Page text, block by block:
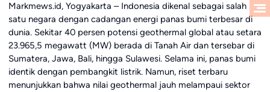
Markmews.id, Yogyakarta – Indonesia dikenal sebagai salah
satu negara dengan cadangan energi panas bumi terbesar di
dunia. Sekitar 40 persen potensi geothermal global atau setara
23.965,5 megawatt (MW) berada di Tanah Air dan tersebar di
Sumatera, Jawa, Bali, hingga Sulawesi. Selama ini, panas bumi
identik dengan pembangkit listrik. Namun, riset terbaru
menunjukkan bahwa nilai geothermal jauh melampaui sektor